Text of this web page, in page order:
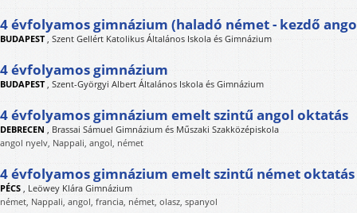
4 évfolyamos gimnázium (haladó német - kezdő
BUDAPEST, Szent Gellért Katolikus Általános Iskola és Gimnázium
4 évfolyamos gimnázium
BUDAPEST, Szent-Györgyi Albert Általános Iskola és Gimnázium
4 évfolyamos gimnázium emelt szintű angol oktatás
DEBRECEN , Brassai Sámuel Gimnázium és Műszaki Szakközépiskola
angol nyelv, Nappali, angol, német
4 évfolyamos gimnázium emelt szintű német oktatás
PÉCS , Leöwey Klára Gimnázium
német, Nappali, angol, francia, német, olasz, spanyol